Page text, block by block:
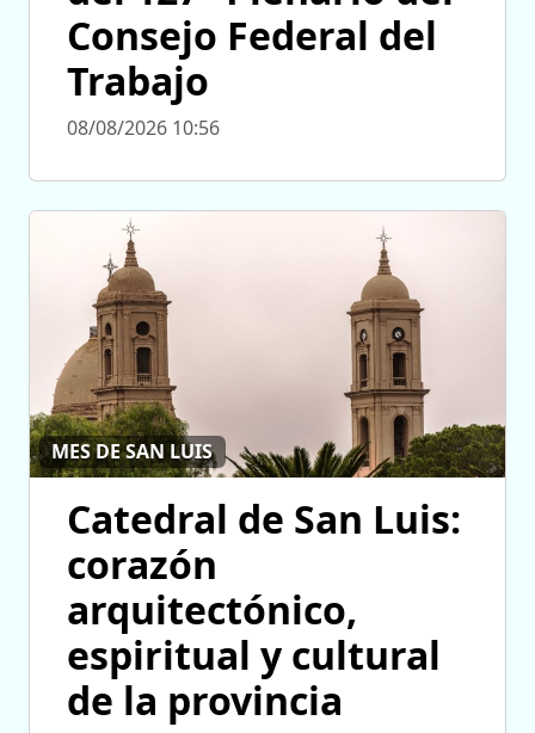
Consejo Federal del
Trabajo
08/08/2026 10:56
MES DE SAN LUIS
Catedral de San Luis:
corazón
arquitectónico,
espiritual y cultural
de la provincia